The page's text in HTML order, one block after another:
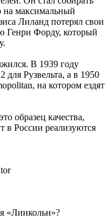
на максимальный
Лиланд потерял свои
Генри Форду, который
В 1939 году
Рузвельта, а в 1950
на котором ездят
образец качества,
в России реализуются
«Линкольн»?